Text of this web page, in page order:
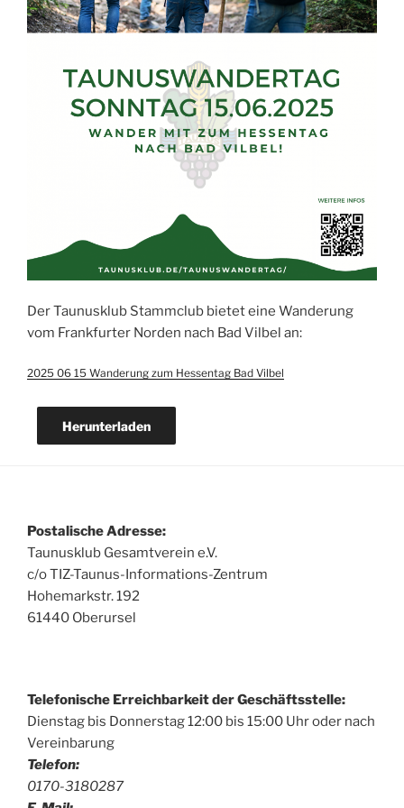
Der Taunusklub Stammclub bietet eine Wanderung
vom Frankfurter Norden nach Bad Vilbel an:
2025 06 15 Wanderung zum Hessentag Bad Vilbel
Herunterladen
Postalische Adresse:
Taunusklub Gesamtverein e.V.
c/o TIZ-Taunus-Informations-Zentrum
Hohemarkstr. 192
61440 Oberursel
Telefonische Erreichbarkeit der Geschäftsstelle:
Dienstag bis Donnerstag 12:00 bis 15:00 Uhr oder nach
Vereinbarung
Telefon:
0170-3180287